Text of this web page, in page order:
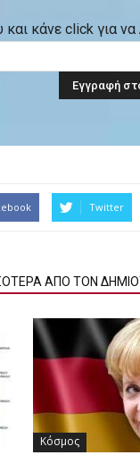
κάνε click για
Twitter
ΑΠΟ ΤΟΝ
Κόσμος